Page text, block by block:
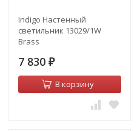
Indigo Настенный
светильник 13029/1W
Brass
7 830 ₽
В корзину